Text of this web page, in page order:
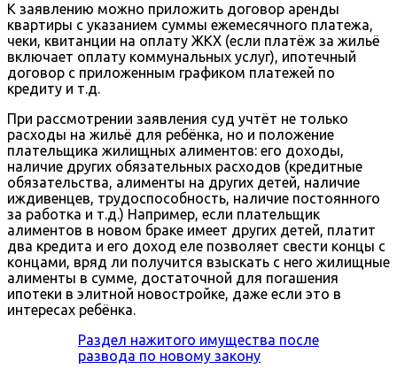
К заявлению можно приложить договор аренды
квартиры с указанием суммы ежемесячного платежа,
чеки, квитанции на оплату ЖКХ (если платёж за жильё
включает оплату коммунальных услуг), ипотечный
договор с приложенным графиком платежей по
кредиту и т.д.
При рассмотрении заявления суд учтёт не только
расходы на жильё для ребёнка, но и положение
плательщика жилищных алиментов: его доходы,
наличие других обязательных расходов (кредитные
обязательства, алименты на других детей, наличие
иждивенцев, трудоспособность, наличие постоянного
за работка и т.д.) Например, если плательщик
алиментов в новом браке имеет других детей, платит
два кредита и его доход еле позволяет свести концы с
концами, вряд ли получится взыскать с него жилищные
алименты в сумме, достаточной для погашения
ипотеки в элитной новостройке, даже если это в
интересах ребёнка.
Раздел нажитого имущества после
развода по новому закону